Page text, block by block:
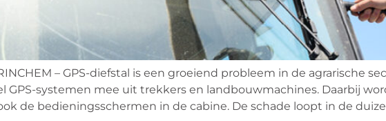
– GPS-diefstal is een groeiend probleem in de agrarische
GPS-systemen mee uit trekkers en landbouwmachines. Daarbij
de bedieningsschermen in de cabine. De schade loopt in de